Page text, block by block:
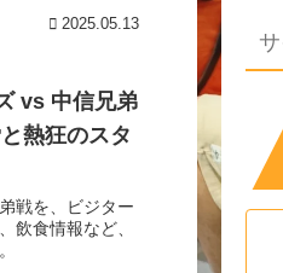
2025.05.13
vs 中信兄弟
熱狂のスタ
戦を、ビジター
飲食情報など、